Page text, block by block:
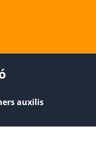
auxilis